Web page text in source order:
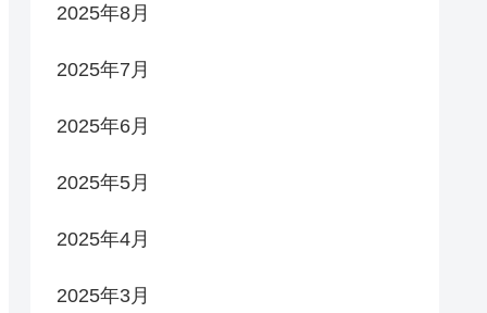
2025年8月
2025年7月
2025年6月
2025年5月
2025年4月
2025年3月